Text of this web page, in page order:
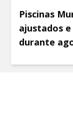
Piscinas
ajustados
durante